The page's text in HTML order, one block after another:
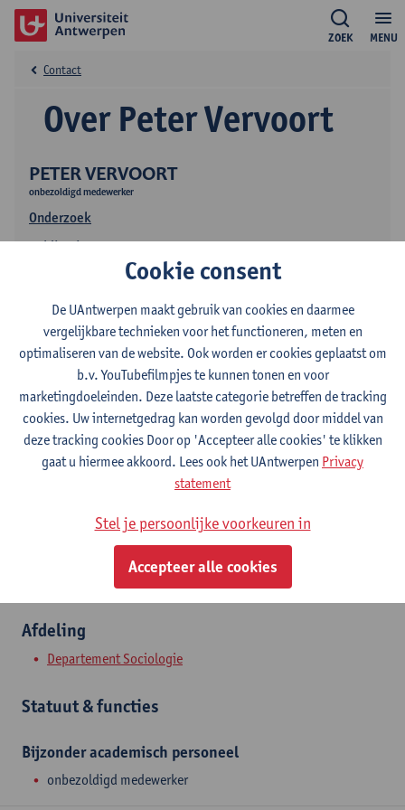
MENU
ZOEK
PETER VERVOORT
onbezoldigd medewerker
Onderzoek
Publicaties
Over Peter Vervoort
Contact
Contact
Stadscampus
Sint-Jacobstraat 2
2000 Antwerpen, BEL
Afdeling
Departement Sociologie
Statuut & functies
Bijzonder academisch personeel
onbezoldigd medewerker
Cookie consent
De UAntwerpen maakt gebruik van cookies en daarmee
vergelijkbare technieken voor het functioneren, meten en
optimaliseren van de website. Ook worden er cookies geplaatst om
b.v. YouTubefilmpjes te kunnen tonen en voor
marketingdoeleinden. Deze laatste categorie betreffen de tracking
cookies. Uw internetgedrag kan worden gevolgd door middel van
deze tracking cookies Door op 'Accepteer alle cookies' te klikken
gaat u hiermee akkoord. Lees ook het UAntwerpen Privacy
statement
Stel je persoonlijke voorkeuren in
Accepteer alle cookies